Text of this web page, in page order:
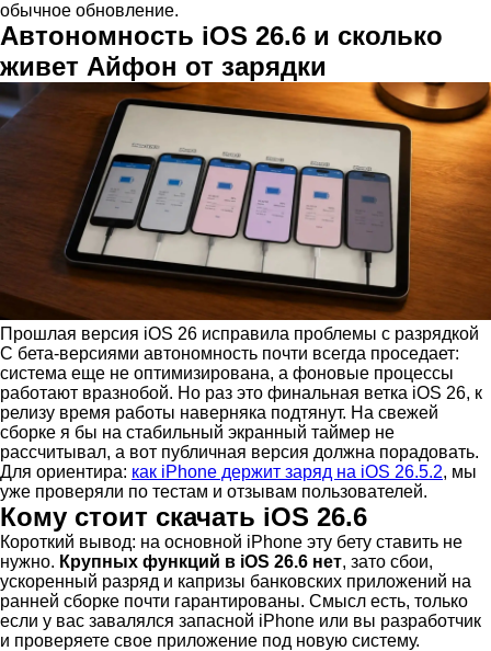
обычное обновление.
Автономность iOS 26.6 и сколько
живет Айфон от зарядки
Прошлая версия iOS 26 исправила проблемы с разрядкой
С бета-версиями автономность почти всегда проседает:
система еще не оптимизирована, а фоновые процессы
работают вразнобой. Но раз это финальная ветка iOS 26, к
релизу время работы наверняка подтянут. На свежей
сборке я бы на стабильный экранный таймер не
рассчитывал, а вот публичная версия должна порадовать.
Для ориентира: как iPhone держит заряд на iOS 26.5.2, мы
уже проверяли по тестам и отзывам пользователей.
Кому стоит скачать iOS 26.6
Короткий вывод: на основной iPhone эту бету ставить не
нужно. Крупных функций в iOS 26.6 нет, зато сбои,
ускоренный разряд и капризы банковских приложений на
ранней сборке почти гарантированы. Смысл есть, только
если у вас завалялся запасной iPhone или вы разработчик
и проверяете свое приложение под новую систему.